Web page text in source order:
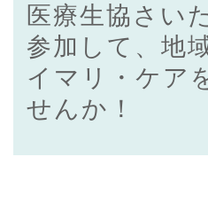
医療生協さい
参加して、地
イマリ・ケア
せんか！